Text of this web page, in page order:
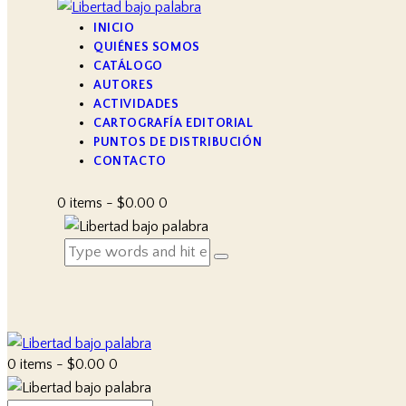
INICIO
QUIÉNES SOMOS
CATÁLOGO
AUTORES
ACTIVIDADES
CARTOGRAFÍA EDITORIAL
PUNTOS DE DISTRIBUCIÓN
CONTACTO
0 items - $0.00 0
0 items - $0.00 0